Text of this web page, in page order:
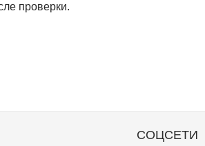
проверки.
СОЦСЕТИ